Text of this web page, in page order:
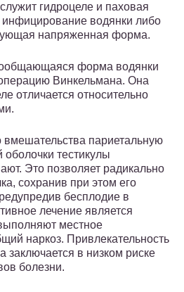
гидроцеле и паховая
водянки либо
напряженная форма.
форма водянки
Винкельмана. Она
отличается относительно
вмешательства париетальную
оболочки тестикулы
Это позволяет радикально
сохранив при этом его
бесплодие в
лечение является
местное
наркоз. Привлекательность
заключается в низком риске
болезни.